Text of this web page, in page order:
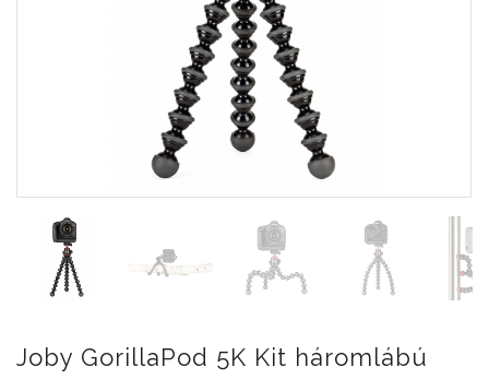
Joby GorillaPod 5K Kit háromlábú